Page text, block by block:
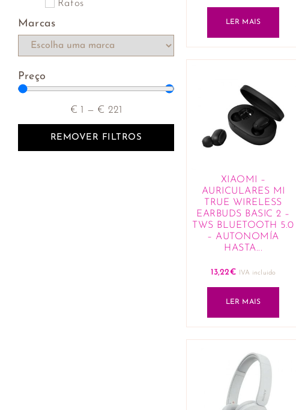
Ratos
Tapetes de ratos
Teclados
Marcas
Preço
€ 1 — € 221
REMOVER FILTROS
LER MAIS
XIAOMI –
AURICULARES MI
TRUE WIRELESS
EARBUDS BASIC 2 –
TWS BLUETOOTH 5.0
– AUTONOMÍA
HASTA...
13,22€ IVA incluido
LER MAIS